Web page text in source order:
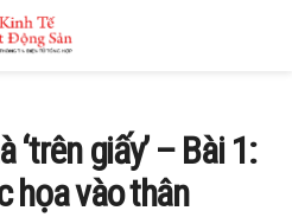
‘trên giấy’ – Bài 1:
họa vào thân